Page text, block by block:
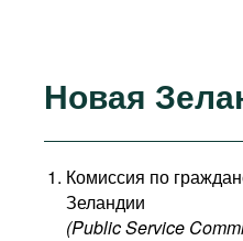
Новая
Комиссия по
Зеландии
(Public Service